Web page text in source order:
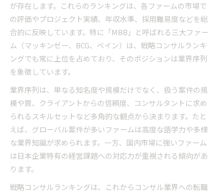
が存在します。これらのランキングは、各ファームの市場で
の評価やプロジェクト実績、年収水準、採用難易度などを総
合的に反映しています。特に「MBB」と呼ばれる三大ファー
ム（マッキンゼー、BCG、ベイン）は、戦略コンサルランキ
ングでも常に上位を占めており、そのポジションは業界序列
を象徴しています。
業界序列は、単なる知名度や規模だけでなく、扱う案件の規
模や質、クライアントからの信頼度、コンサルタントに求め
られるスキルセットなど多角的な観点から決まります。たと
えば、グローバル案件が多いファームは高度な語学力や多様
な業界知識が求められます。一方、国内市場に強いファーム
は日本企業特有の経営課題への対応力が重視される傾向があ
ります。
戦略コンサルランキングは、これからコンサル業界への転職